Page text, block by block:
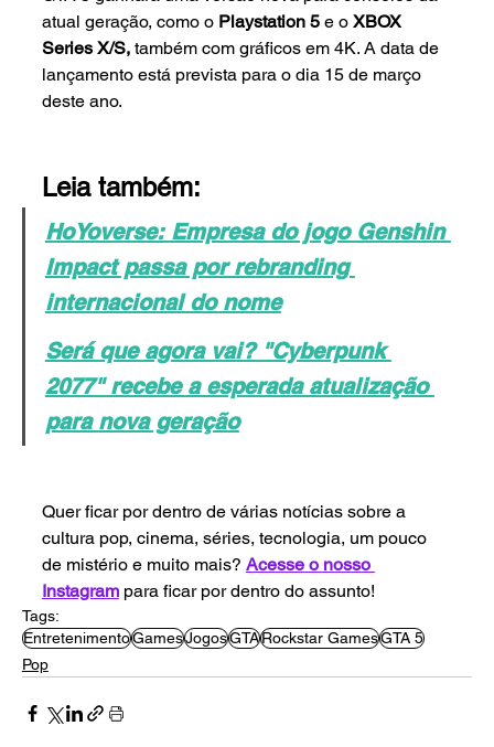
atual geração, como o Playstation 5 e o XBOX
Series X/S, também com gráficos em 4K. A data de
lançamento está prevista para o dia 15 de março
deste ano.
Leia também:
HoYoverse: Empresa do jogo Genshin
Impact passa por rebranding
internacional do nome
Será que agora vai? "Cyberpunk
2077" recebe a esperada atualização
para nova geração
Quer ficar por dentro de várias notícias sobre a
cultura pop, cinema, séries, tecnologia, um pouco
de mistério e muito mais? Acesse o nosso
Instagram para ficar por dentro do assunto!
Tags:
EntretenimentoGamesJogosGTARockstar GamesGTA 5
Pop